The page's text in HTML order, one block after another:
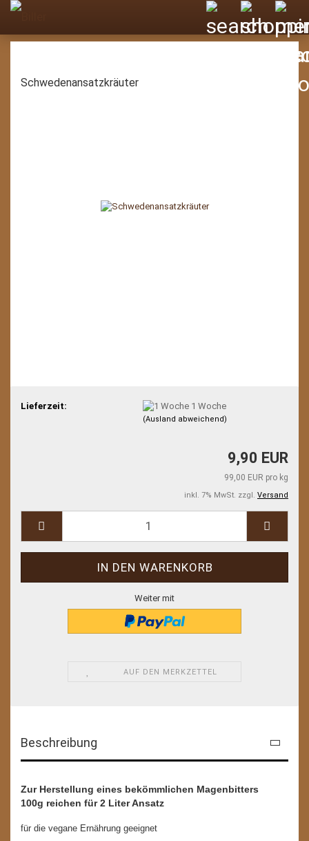
Schwedenansatzkräuter
Lieferzeit: 1 Woche
(Ausland abweichend)
9,90 EUR
99,00 EUR pro kg
inkl. 7% MwSt. zzgl. Versand
Weiter mit
AUF DEN MERKZETTEL
Beschreibung
Zur Herstellung eines bekömmlichen Magenbitters
100g reichen für 2 Liter Ansatz
für die vegane Ernährung geeignet